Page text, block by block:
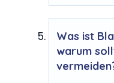
Was ist
warum